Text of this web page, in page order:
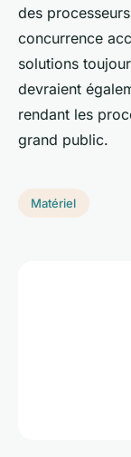
des
concurrence
solutions
devraient
rendant les
grand public.
Matériel